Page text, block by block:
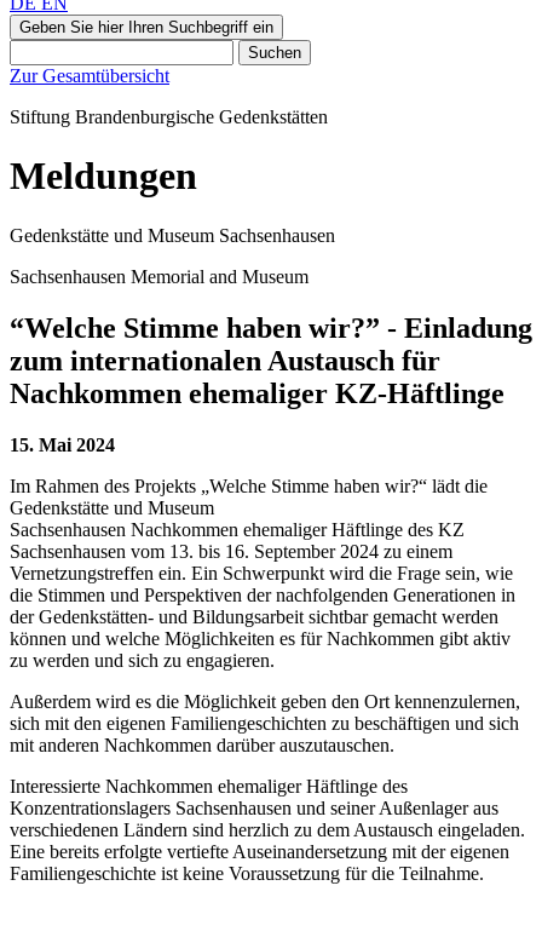
Geben Sie hier Ihren Suchbegriff ein
Suchen
Zur Gesamtübersicht
Stiftung Brandenburgische Gedenkstätten
Meldungen
Gedenkstätte und Museum Sachsenhausen
Sachsenhausen Memorial and Museum
“Welche Stimme haben wir?” - Einladung
zum internationalen Austausch für
Nachkommen ehemaliger KZ-Häftlinge
15. Mai 2024
Im Rahmen des Projekts „Welche Stimme haben wir?“ lädt die
Gedenkstätte und Museum
Sachsenhausen Nachkommen ehemaliger Häftlinge des KZ
Sachsenhausen vom 13. bis 16. September 2024 zu einem
Vernetzungstreffen ein. Ein Schwerpunkt wird die Frage sein, wie
die Stimmen und Perspektiven der nachfolgenden Generationen in
der Gedenkstätten- und Bildungsarbeit sichtbar gemacht werden
können und welche Möglichkeiten es für Nachkommen gibt aktiv
zu werden und sich zu engagieren.
Außerdem wird es die Möglichkeit geben den Ort kennenzulernen,
sich mit den eigenen Familiengeschichten zu beschäftigen und sich
mit anderen Nachkommen darüber auszutauschen.
Interessierte Nachkommen ehemaliger Häftlinge des
Konzentrationslagers Sachsenhausen und seiner Außenlager aus
verschiedenen Ländern sind herzlich zu dem Austausch eingeladen.
Eine bereits erfolgte vertiefte Auseinandersetzung mit der eigenen
Familiengeschichte ist keine Voraussetzung für die Teilnahme.